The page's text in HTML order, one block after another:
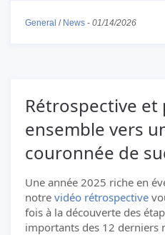
General / News - 01/14/2026
Rétrospective et
ensemble vers
couronnée de
Une année 2025 riche en
notre vidéo rétrospective
fois à la découverte des
importants des 12 derniers